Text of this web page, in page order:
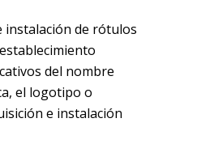
instalación de rótulos
del nombre
el logotipo o
e instalación